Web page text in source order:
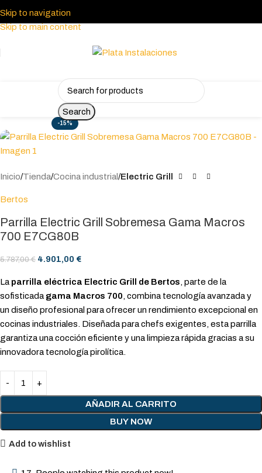
Skip to navigation
Skip to main content
Search
-15%
Inicio Tienda Cocina industrial Electric Grill
Bertos
Parrilla Electric Grill Sobremesa Gama Macros
700 E7CG80B
5.787,00€ 4.901,00 €
La parrilla eléctrica Electric Grill de Bertos, parte de la
sofisticada gama Macros 700, combina tecnología avanzada y
un diseño profesional para ofrecer un rendimiento excepcional en
cocinas industriales. Diseñada para chefs exigentes, esta parrilla
garantiza una cocción eficiente y una limpieza rápida gracias a su
innovadora tecnología pirolítica.
AÑADIR AL CARRITO
BUY NOW
Add to wishlist